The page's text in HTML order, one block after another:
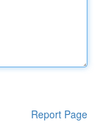
Report Page